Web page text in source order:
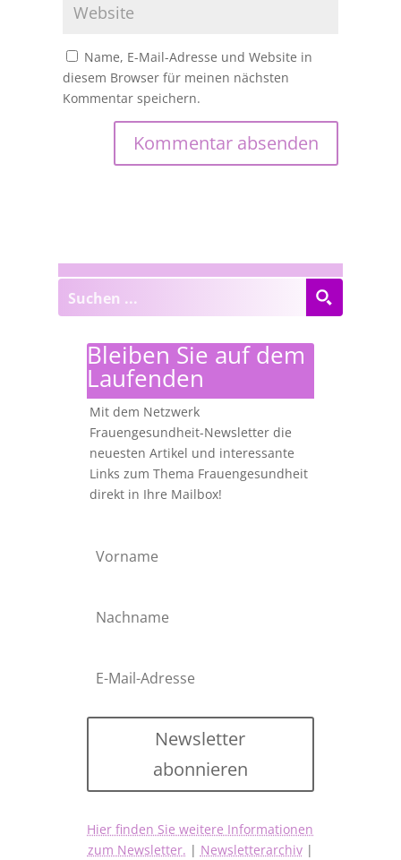
Name, E-Mail-Adresse und Website in
diesem Browser für meinen nächsten
Kommentar speichern.
Bleiben Sie auf dem
Laufenden
Mit dem Netzwerk
Frauengesundheit-Newsletter die
neuesten Artikel und interessante
Links zum Thema Frauengesundheit
direkt in Ihre Mailbox!
Newsletter
abonnieren
Hier finden Sie weitere Informationen
zum Newsletter. | Newsletterarchiv|